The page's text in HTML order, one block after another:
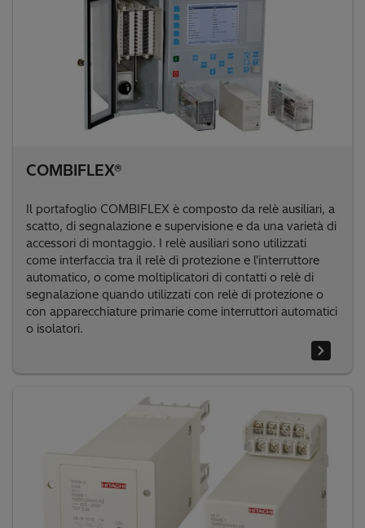
COMBIFLEX®
Il portafoglio COMBIFLEX è composto da relè ausiliari, a
scatto, di segnalazione e supervisione e da una varietà di
accessori di montaggio. I relè ausiliari sono utilizzati
come interfaccia tra il relè di protezione e l'interruttore
automatico, o come moltiplicatori di contatti o relè di
segnalazione quando utilizzati con relè di protezione o
con apparecchiature primarie come interruttori automatici
o isolatori.